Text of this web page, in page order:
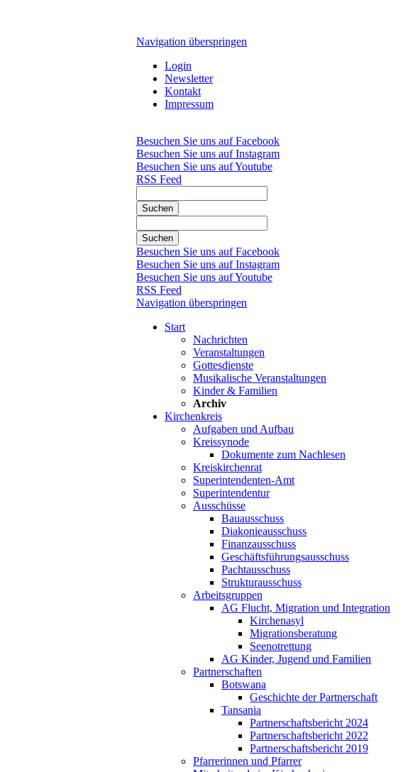
Navigation überspringen
Login
Newsletter
Kontakt
Impressum
Besuchen Sie uns auf Facebook
Besuchen Sie uns auf Instagram
Besuchen Sie uns auf Youtube
RSS Feed
Suchen
Suchen
Besuchen Sie uns auf Facebook
Besuchen Sie uns auf Instagram
Besuchen Sie uns auf Youtube
RSS Feed
Navigation überspringen
Start
Nachrichten
Veranstaltungen
Gottesdienste
Musikalische Veranstaltungen
Kinder & Familien
Archiv
Kirchenkreis
Aufgaben und Aufbau
Kreissynode
Dokumente zum Nachlesen
Kreiskirchenrat
Superintendenten-Amt
Superintendentur
Ausschüsse
Bauausschuss
Diakonieausschuss
Finanzausschuss
Geschäftsführungsausschuss
Pachtausschuss
Strukturausschuss
Arbeitsgruppen
AG Flucht, Migration und Integration
Kirchenasyl
Migrationsberatung
Seenotrettung
AG Kinder, Jugend und Familien
Partnerschaften
Botswana
Geschichte der Partnerschaft
Tansania
Partnerschaftsbericht 2024
Partnerschaftsbericht 2022
Partnerschaftsbericht 2019
Pfarrerinnen und Pfarrer